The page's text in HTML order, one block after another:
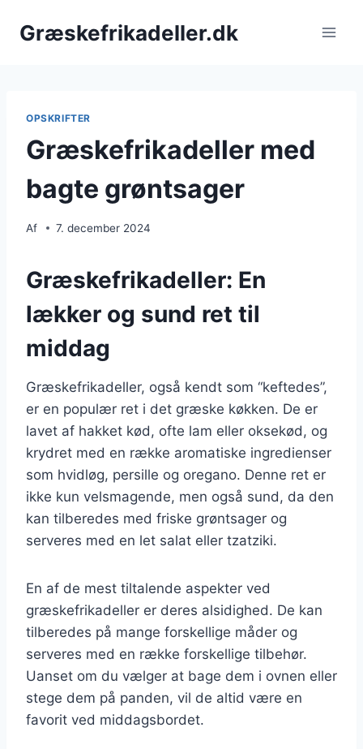
Græskefrikadeller.dk
OPSKRIFTER
Græskefrikadeller med
bagte grøntsager
Af 7. december 2024
Græskefrikadeller: En
lækker og sund ret til
middag
Græskefrikadeller, også kendt som “keftedes”,
er en populær ret i det græske køkken. De er
lavet af hakket kød, ofte lam eller oksekød, og
krydret med en række aromatiske ingredienser
som hvidløg, persille og oregano. Denne ret er
ikke kun velsmagende, men også sund, da den
kan tilberedes med friske grøntsager og
serveres med en let salat eller tzatziki.
En af de mest tiltalende aspekter ved
græskefrikadeller er deres alsidighed. De kan
tilberedes på mange forskellige måder og
serveres med en række forskellige tilbehør.
Uanset om du vælger at bage dem i ovnen eller
stege dem på panden, vil de altid være en
favorit ved middagsbordet.